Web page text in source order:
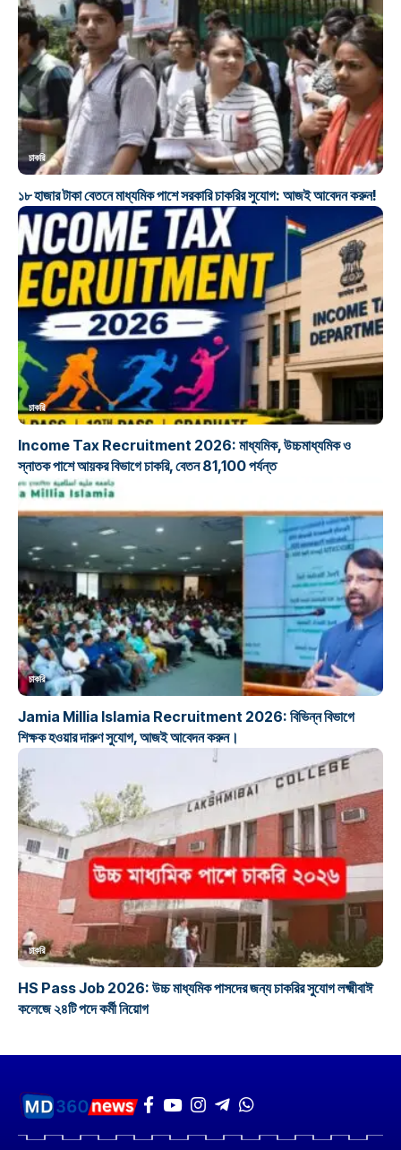
চাকরি
১৮ হাজার টাকা বেতনে মাধ্যমিক পাশে সরকারি চাকরির সুযোগ: আজই আবেদন করুন!
চাকরি
Income Tax Recruitment 2026: মাধ্যমিক, উচ্চমাধ্যমিক ও
স্নাতক পাশে আয়কর বিভাগে চাকরি, বেতন 81,100 পর্যন্ত
চাকরি
Jamia Millia Islamia Recruitment 2026: বিভিন্ন বিভাগে
শিক্ষক হওয়ার দারুণ সুযোগ, আজই আবেদন করুন।
চাকরি
HS Pass Job 2026: উচ্চ মাধ্যমিক পাসদের জন্য চাকরির সুযোগ লক্ষ্মীবাঈ
কলেজে ২৪টি পদে কর্মী নিয়োগ